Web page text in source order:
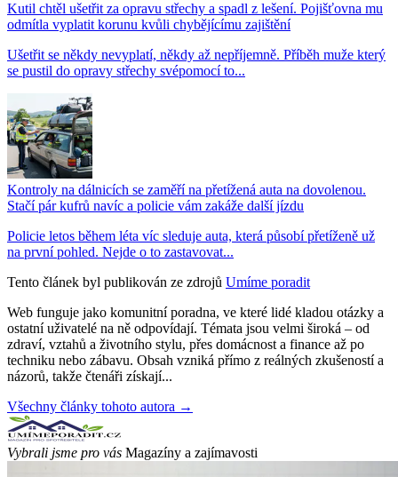
Kutil chtěl ušetřit za opravu střechy a spadl z lešení. Pojišťovna mu
odmítla vyplatit korunu kvůli chybějícímu zajištění
Ušetřit se někdy nevyplatí, někdy až nepříjemně. Příběh muže který
se pustil do opravy střechy svépomocí to...
Kontroly na dálnicích se zaměří na přetížená auta na dovolenou.
Stačí pár kufrů navíc a policie vám zakáže další jízdu
Policie letos během léta víc sleduje auta, která působí přetíženě už
na první pohled. Nejde o to zastavovat...
Tento článek byl publikován ze zdrojů Umíme poradit
Web funguje jako komunitní poradna, ve které lidé kladou otázky a
ostatní uživatelé na ně odpovídají. Témata jsou velmi široká – od
zdraví, vztahů a životního stylu, přes domácnost a finance až po
techniku nebo zábavu. Obsah vzniká přímo z reálných zkušeností a
názorů, takže čtenáři získají...
Všechny články tohoto autora →
Vybrali jsme pro vás Magazíny a zajímavosti